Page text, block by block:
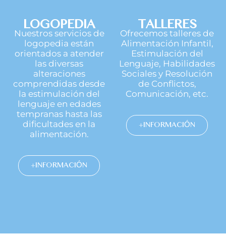
LOGOPEDIA
Nuestros servicios de
logopedia están
orientados a atender
las diversas
alteraciones
comprendidas desde
la estimulación del
lenguaje en edades
tempranas hasta las
dificultades en la
alimentación.
+INFORMACIÓN
TALLERES
Ofrecemos talleres de
Alimentación Infantil,
Estimulación del
Lenguaje, Habilidades
Sociales y Resolución
de Conflictos,
Comunicación, etc.
+INFORMACIÓN